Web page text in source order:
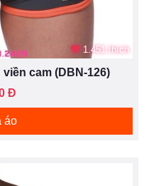
1.451 thích
cam (DBN-126)
Đ
áo